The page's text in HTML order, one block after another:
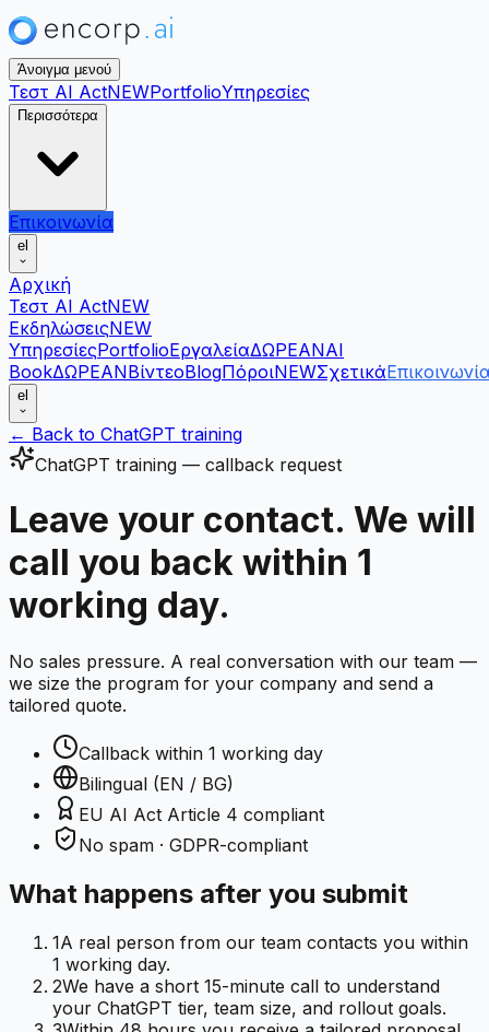
Άνοιγμα μενού
Τεστ AI ActNEWPortfolioΥπηρεσίες
Περισσότερα
Επικοινωνία
el
Αρχική
Τεστ AI ActNEW
ΕκδηλώσειςNEW
ΥπηρεσίεςPortfolioΕργαλείαΔΩΡΕΑΝAI
BookΔΩΡΕΑΝΒίντεοBlogΠόροιNEWΣχετικά
el
← Back to ChatGPT training
ChatGPT training — callback request
Leave your contact. We will
call you back within 1
working day.
No sales pressure. A real conversation with our team —
we size the program for your company and send a
tailored quote.
Callback within 1 working day
Bilingual (EN / BG)
EU AI Act Article 4 compliant
No spam · GDPR-compliant
What happens after you submit
1A real person from our team contacts you within
1 working day.
2We have a short 15-minute call to understand
your ChatGPT tier, team size, and rollout goals.